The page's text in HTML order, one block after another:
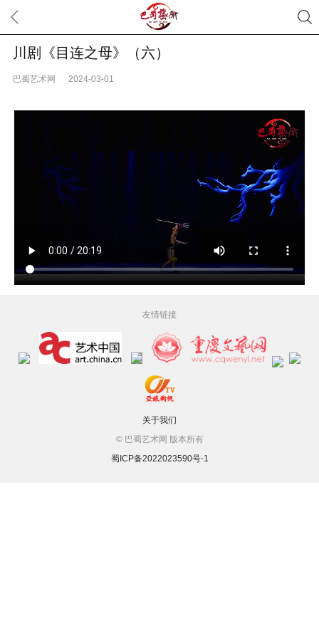
川剧《目连之母》（六）
巴蜀艺术网 2024-03-01
友情链接
关于我们
© 巴蜀艺术网 版本所有
蜀ICP备2022023590号-1